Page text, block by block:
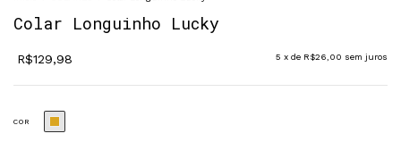
Colar Longuinho Lucky
R$129,98 5 x de R$26,00 sem juros
COR